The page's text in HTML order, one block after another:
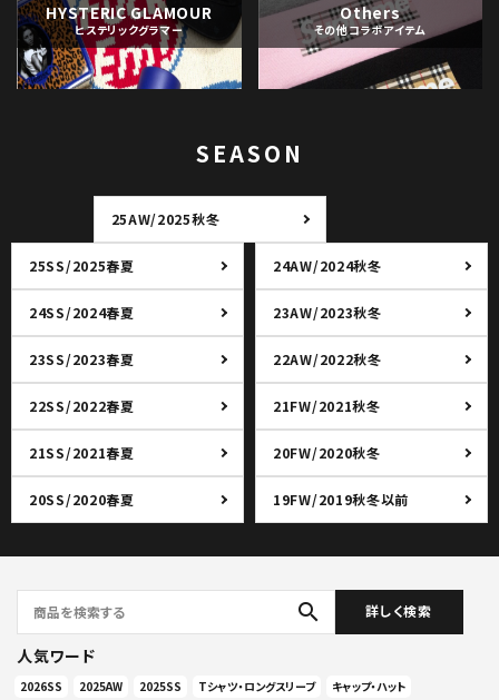
HYSTERIC GLAMOUR
ヒステリックグラマー
Others
その他コラボアイテム
SEASON
25AW/2025秋冬
25SS/2025春夏 24AW/2024秋冬
24SS/2024春夏 23AW/2023秋冬
23SS/2023春夏 22AW/2022秋冬
22SS/2022春夏 21FW/2021秋冬
21SS/2021春夏 20FW/2020秋冬
20SS/2020春夏 19FW/2019秋冬以前
search 詳しく検索
人気ワード
2026SS 2025AW 2025SS Tシャツ・ロングスリーブ
キャップ・ハット